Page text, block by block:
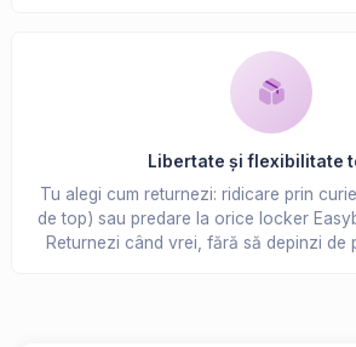
Libertate și flexibilitate
Tu alegi cum returnezi: ridicare prin
de top) sau predare la orice locker
Returnezi când vrei, fără să depinzi de